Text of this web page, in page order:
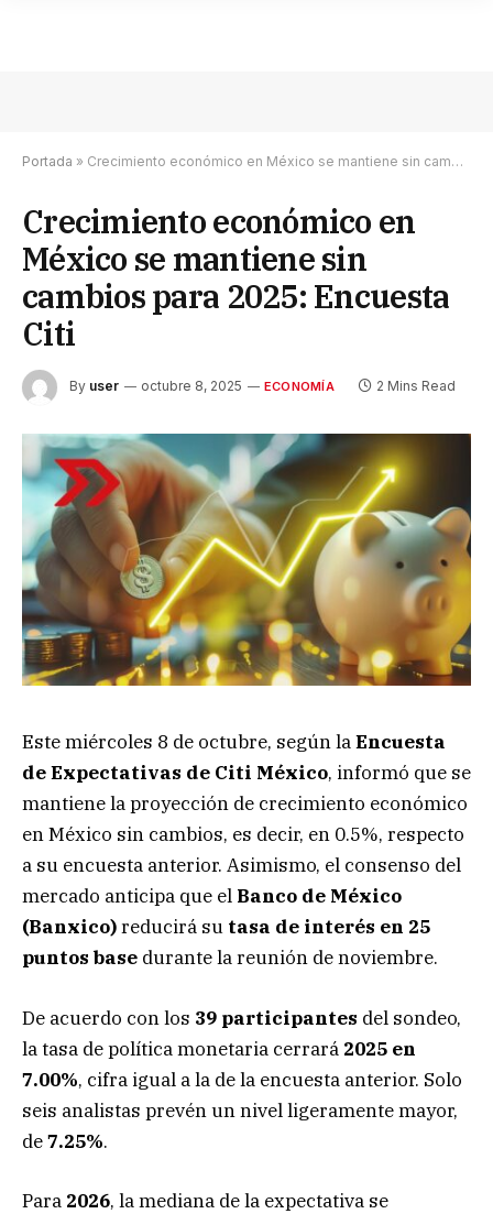
Portada » Crecimiento económico en México se mantiene sin cambios para 2025: Encuesta Citi
Crecimiento económico en
México se mantiene sin
cambios para 2025: Encuesta
Citi
By user octubre 8, 2025 ECONOMÍA 2 Mins Read
Este miércoles 8 de octubre, según laEncuesta
de Expectativas de Citi México, informó que se
mantiene la proyección de crecimiento económico
en México sin cambios, es decir, en 0.5%, respecto
a su encuesta anterior. Asimismo, el consenso del
mercado anticipa que el Banco de México
(Banxico)reducirá su tasa de interés en 25
puntos base durante la reunión de noviembre.
De acuerdo con los 39 participantes del sondeo,
la tasa de política monetaria cerrará 2025 en
7.00%, cifra igual a la de la encuesta anterior. Solo
seis analistas prevén un nivel ligeramente mayor,
de7.25%.
Para 2026, la mediana de la expectativa se